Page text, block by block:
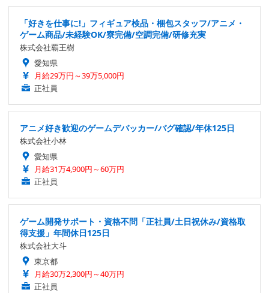
「好きを仕事に!」フィギュア検品・梱包スタッフ/アニメ・
ゲーム商品/未経験OK/寮完備/空調完備/研修充実
株式会社覇王樹
愛知県
月給29万円～39万5,000円
正社員
アニメ好き歓迎のゲームデバッカー/バグ確認/年休125日
株式会社小林
愛知県
月給31万4,900円～60万円
正社員
ゲーム開発サポート・資格不問「正社員/土日祝休み/資格取
得支援」年間休日125日
株式会社大斗
東京都
月給30万2,300円～40万円
正社員